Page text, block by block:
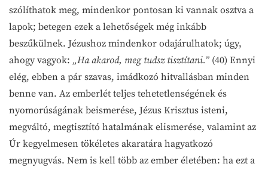
szólíthatok meg, mindenkor pontosan ki vannak osztva a
lapok; betegen ezek a lehetőségek még inkább
beszűkülnek. Jézushoz mindenkor odajárulhatok; úgy,
ahogy vagyok: „Ha akarod, meg tudsz tisztítani.” (40) Ennyi
elég, ebben a pár szavas, imádkozó hitvallásban minden
benne van. Az emberlét teljes tehetetlenségének és
nyomorúságának beismerése, Jézus Krisztus isteni,
megváltó, megtisztító hatalmának elismerése, valamint az
Úr kegyelmesen tökéletes akaratára hagyatkozó
megnyugvás. Nem is kell több az ember életében: ha ezt a